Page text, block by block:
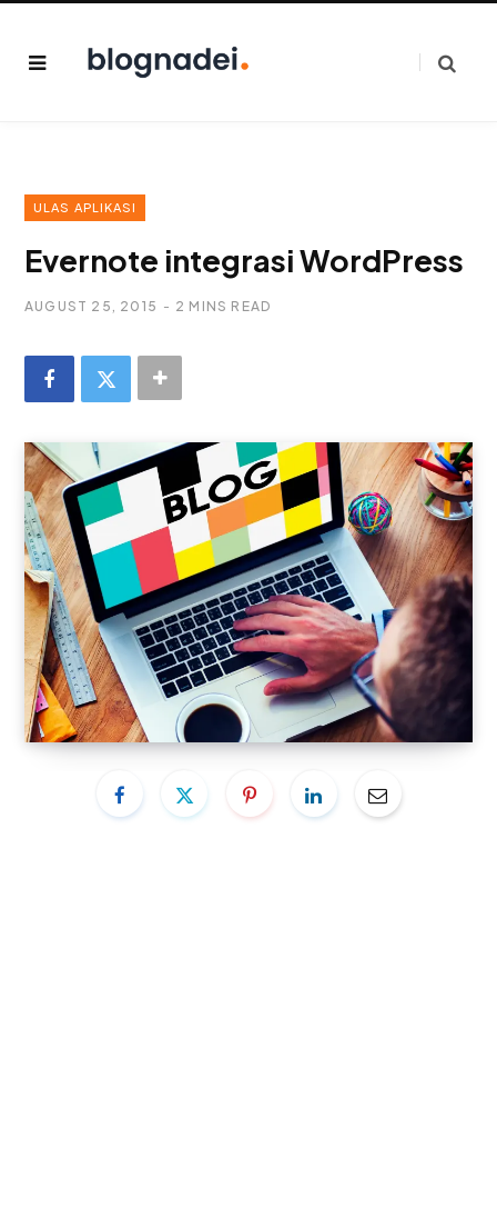
ULAS APLIKASI
Evernote integrasi WordPress
AUGUST 25, 2015 2 MINS READ